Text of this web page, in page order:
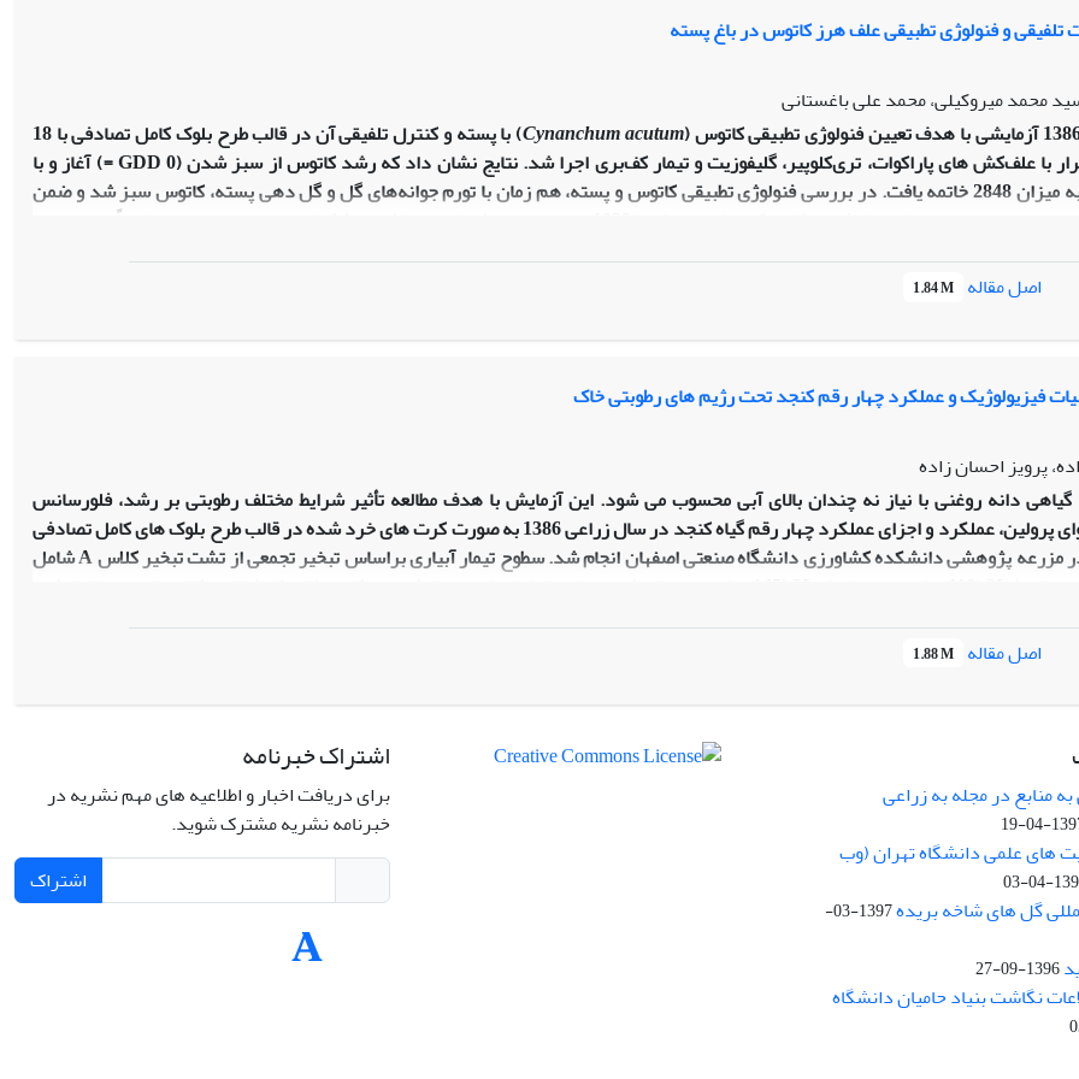
در سطوح نیتروژن معنی دار گردید. مقایسه میانگین ها نشان داد که با افزایش نیتروژن مصرفی کارایی کود کاهش یافت و بین ارقام از این
و فنولوژی تطبیقی علف هرز کاتوس‌ در باغ پسته
سید محمد میروکیلی، محمد علی باغستانی
Cynanchumacutum
) با پسته و کنترل تلفیقی آن در قالب طرح بلوک کامل تصادفی با 18
تیمار و سه تکرار با علف‌کش های پاراکوات، تری‌کلوپیر، گلیفوزیت و تیمار کف‌بری اجرا شد. نتایج نشان داد که رشد کاتوس از سبز شدن (0 GDD =) آغاز و با
GDD تجمعی به میزان 2848 خاتمه یافت. در بررسی فنولوژی تطبیقی کاتوس و پسته، هم زمان با تورم جوانه‌های گل و گل دهی پسته، کاتوس سبز شد و ضمن
رشد میوه و توسعه رویان، مبادرت به ایجاد انشعاب ثانوی کرد. این مرحله تا 1029 درجه - روز رشد ادامه داشت. تشکیل پوسته سخت پسته تقریباً هم زمان با
افشانی کاتوس و برداشت پسته هم زمان با اواسط مرحله تولید میوه کاتوس بود. مراحل فنولوژی پسته از زمان تورم جوانه‌های گل تا رسیدن
بار سم پاشی با پاراکوات سه لیتر در هکتار به عنوان بهترین تیمار باعث بیشترین کاهش وزن خشک ساقه کاتوس (97 درصد) شد.
اصل مقاله 1.84 M
فیزیولوژیک و عملکرد چهار رقم کنجد تحت رژیم های رطوبتی خاک
پرویز احسان زاده
دانه روغنی با نیاز نه چندان بالای آبی محسوب می شود. این آزمایش با هدف مطالعه تأثیر شرایط مختلف رطوبتی بر رشد، فلورسانس
کلروفیل، محتوای پرولین، عملکرد و اجزای عملکرد چهار رقم گیاه کنجد در سال زراعی 1386 به صورت کرت های خرد شده در قالب طرح بلوک های کامل تصادفی
با چهار تکرار در مزرعه پژوهشی دانشکده کشاورزی دانشگاه صنعتی اصفهان انجام شد. سطوح تیمار آبیاری براساس تبخیر تجمعی از تشت تبخیر کلاس A شامل
در شاخص سطح برگ، تعداد کپسول در بوته، تعداد دانه در کپسول، عملکرد دانه و عملکرد ماده خشک شد. به طور کلی، تنش کمبود رطوبتی
رقم های مورد مطالعه در شرایط آزمایش حاضر بود. دو رقم یکتا و ورامین از نظر عملکرد دانه و تولید روغن نسبت به دو ژنوتیپ دیگر برتری
اصل مقاله 1.88 M
منابع در مجله به زراعی
1397-
های علمی دانشگاه تهران (وب
1397-
گل های شاخه بریده
1397-03-
1396-09-27
نگاشت بنیاد حامیان دانشگاه
اشتراک خبرنامه
برای دریافت اخبار و اطلاعیه های مهم نشریه در
خبرنامه نشریه مشترک شوید.
اشتراک